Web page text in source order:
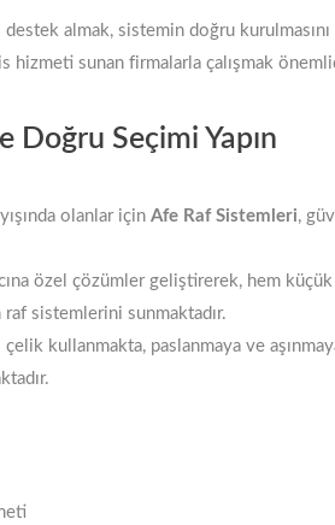
almak, sistemin doğru kurulmasını
sunan firmalarla çalışmak
Doğru Seçimi Yapın
olanlar için Afe Raf Sistemleri,
özel çözümler geliştirerek, hem
sistemlerini sunmaktadır.
kullanmakta, paslanmaya ve